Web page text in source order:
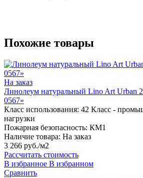
Похожие товары
На заказ
Линолеум натуральный Lino Art Urban
0567»
Класс использования: 42 Класс -
нагрузки
Пожарная безопасность: КМ1
Наличие товара: На заказ
3 266 руб./м2
Рассчитать стоимость
В избранное В избранном
Сравнить